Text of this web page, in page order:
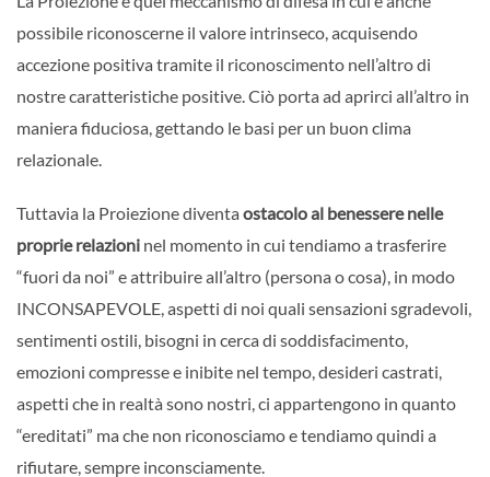
possibile riconoscerne il valore intrinseco, acquisendo
accezione positiva tramite il riconoscimento nell’altro di
nostre caratteristiche positive. Ciò porta ad aprirci all’altro in
maniera fiduciosa, gettando le basi per un buon clima
relazionale.
Tuttavia la Proiezione diventa ostacolo al benessere nelle
proprie relazioni nel momento in cui tendiamo a trasferire
“fuori da noi” e attribuire all’altro (persona o cosa), in modo
INCONSAPEVOLE, aspetti di noi quali sensazioni sgradevoli,
sentimenti ostili, bisogni in cerca di soddisfacimento,
emozioni compresse e inibite nel tempo, desideri castrati,
aspetti che in realtà sono nostri, ci appartengono in quanto
“ereditati” ma che non riconosciamo e tendiamo quindi a
rifiutare, sempre inconsciamente.